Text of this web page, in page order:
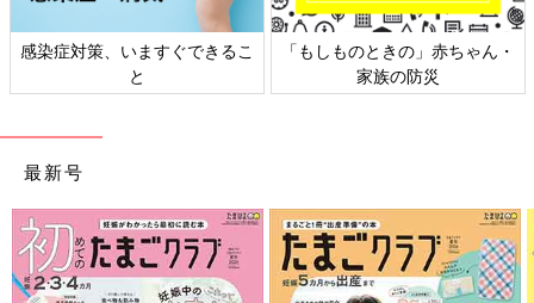
感染症対策、いますぐできるこ
と
「もしものときの」赤ちゃん・
家族の防災
最新号